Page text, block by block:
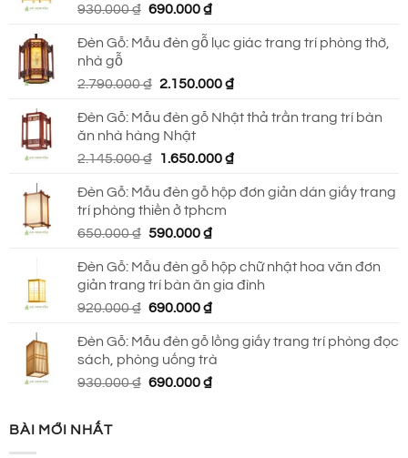
750.000 ₫.
930.000₫ Giá
là:
690.000₫Giá
tại
690.000 ₫.
Đèn Gỗ: Mẫu đèn gỗ lục giác trang trí phòng thờ,
nhà gỗ
2.790.000₫ Giá
là:
2.790.000 ₫.
2.150.000₫Giá
tại
2.150.000 ₫.
Đèn Gỗ: Mẫu đèn gỗ Nhật thả trần trang trí bàn
ăn nhà hàng Nhật
2.145.000₫
Giá
là:
2.145.000 ₫.
1.650.000₫Giá
tại
Đèn Gỗ: Mẫu đèn gỗ hộp đơn giản dán giấy trang
trí phòng thiền ở tphcm
650.000₫ Giá
là:
650.000 ₫.
590.000₫Giá
tại
là:
590.000 ₫.
Đèn Gỗ: Mẫu đèn gỗ hộp chữ nhật hoa văn đơn
giản trang trí bàn ăn gia đình
920.000₫ Giá
là:
920.000 ₫.
690.000₫Giá
tại
là:
690.000 ₫.
Đèn Gỗ: Mẫu đèn gỗ lồng giấy trang trí phòng đọc
sách, phòng uống trà
930.000₫ Giá
690.000₫Giá
BÀI MỚI NHẤT